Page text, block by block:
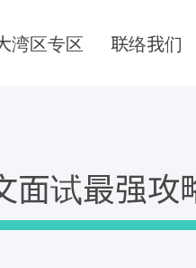
湾区专区 联络我们
面试最强攻